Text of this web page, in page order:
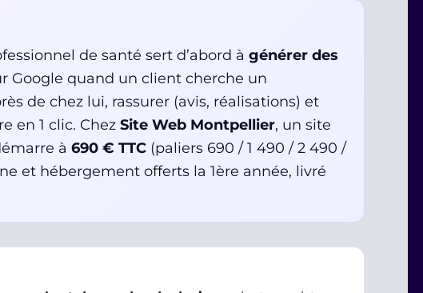
de santé sert d’abord à générer des
Google quand un client cherche un
de chez lui, rassurer (avis, réalisations) et
en 1 clic. Chez Site Web Montpellier, un site
à 690 € TTC (paliers 690 / 1 490 / 2 490 /
et hébergement offerts la 1ère année, livré